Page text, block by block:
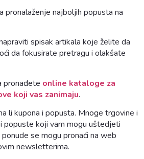
pronalaženje najboljih popusta na
spisak artikala koje želite da
da fokusirate pretragu i olakšate
pronađete online kataloge za
koji vas zanimaju.
li kupona i popusta. Mnoge trgovine i
popuste koji vam mogu uštedjeti
se mogu pronaći na web
newsletterima.